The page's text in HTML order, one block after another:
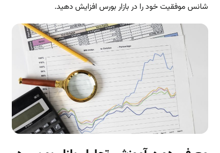
شانس موفقیت خود را در بازار بورس افزایش دهید.